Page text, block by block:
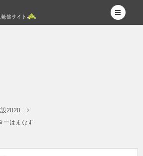
2020
ーはまなす